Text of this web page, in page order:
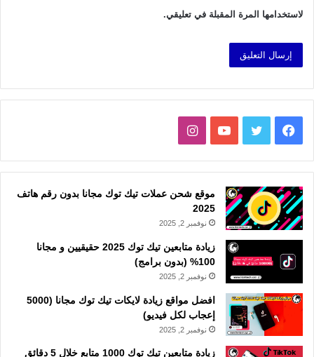
لاستخدامها المرة المقبلة في تعليقي.
فيسبوك تويتر يوتيوبانستقرام
موقع شحن عملات تيك توك مجانا بدون رقم هاتف
2025
نوفمبر 2, 2025
زيادة متابعين تيك توك 2025 حقيقيين و مجانا
100% (بدون برامج)
نوفمبر 2, 2025
افضل مواقع زيادة لايكات تيك توك مجانا (5000
إعجاب لكل فيديو)
نوفمبر 2, 2025
زيادة متابعين تيك توك 1000 متابع خلال 5 دقائق